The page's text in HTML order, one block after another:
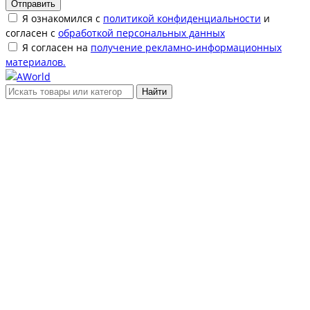
Отправить
Я ознакомился с политикой конфиденциальности и
согласен с обработкой персональных данных
Я согласен на получение рекламно-информационных
материалов.
Найти